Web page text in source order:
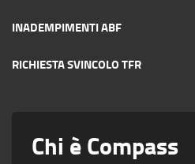
INADEMPIMENTI ABF
RICHIESTA SVINCOLO TFR
Chi è Compass